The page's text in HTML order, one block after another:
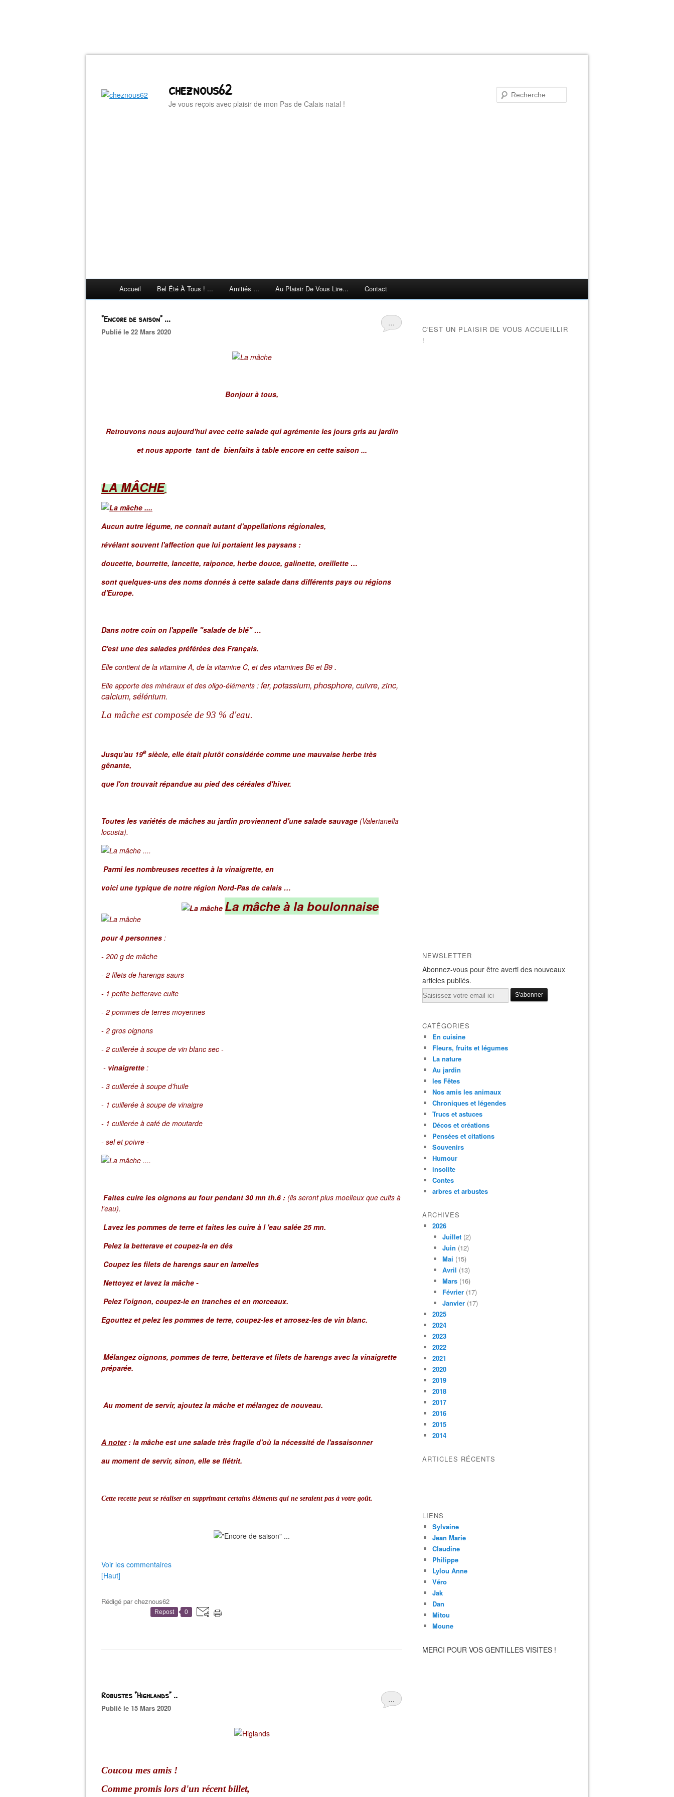
cheznous62
Je vous reçois avec plaisir de mon Pas de Calais natal !
Accueil Bel Été À Tous ! ... Amitiés ... Au Plaisir De Vous Lire... Contact
…
"Encore de saison" ...
Publié le 22 Mars 2020
Bonjour à tous,
Retrouvons nous aujourd'hui avec cette salade qui agrémente les jours gris au jardin
et nous apporte tant de bienfaits à table encore en cette saison ...
LA MÂCHE
Aucun autre légume, ne connait autant d'appellations régionales,
révélant souvent l'affection que lui portaient les paysans :
doucette, bourrette, lancette, raiponce, herbe douce, galinette, oreillette …
sont quelques-uns des noms donnés à cette salade dans différents pays ou régions
d'Europe.
Dans notre coin on l'appelle "salade de blé" …
C'est une des salades préférées des Français.
Elle contient de la vitamine A, de la vitamine C, et des vitamines B6 et B9 .
Elle apporte des minéraux et des oligo-éléments : fer, potassium, phosphore, cuivre, zinc,
calcium, sélénium.
La mâche est composée de 93 % d'eau.
Jusqu'au 19esiècle, elle était plutôt considérée comme une mauvaise herbe très
gênante,
que l'on trouvait répandue au pied des céréales d'hiver.
Toutes les variétés de mâches au jardin proviennent d'une salade sauvage (Valerianella
locusta).
Parmi les nombreuses recettes à la vinaigrette, en
voici une typique de notre région Nord-Pas de calais …
La mâche à la boulonnaise
pour 4 personnes :
- 200 g de mâche
- 2 filets de harengs saurs
- 1 petite betterave cuite
- 2 pommes de terres moyennes
- 2 gros oignons
- 2 cuillerée à soupe de vin blanc sec -
- vinaigrette :
- 3 cuillerée à soupe d'huile
- 1 cuillerée à soupe de vinaigre
- 1 cuillerée à café de moutarde
- sel et poivre -
Faites cuire les oignons au four pendant 30 mn th.6 : (ils seront plus moelleux que cuits à
l'eau).
Lavez les pommes de terre et faites les cuire à l 'eau salée 25 mn.
Pelez la betterave et coupez-la en dés
Coupez les filets de harengs saur en lamelles
Nettoyez et lavez la mâche -
Pelez l'oignon, coupez-le en tranches et en morceaux.
Egouttez et pelez les pommes de terre, coupez-les et arrosez-les de vin blanc.
Mélangez oignons, pommes de terre, betterave et filets de harengs avec la vinaigrette
préparée.
Au moment de servir, ajoutez la mâche et mélangez de nouveau.
A noter: la mâche est une salade très fragile d'où la nécessité de l'assaisonner
au moment de servir, sinon, elle se flétrit.
Cette recette peut se réaliser en supprimant certains éléments qui ne seraient pas à votre goût.
Voir les commentaires
[Haut]
Rédigé parcheznous62
Repost 0
…
Robustes "Highlands" ..
Publié le 15 Mars 2020
Coucou mes amis !
Comme promis lors d'un récent billet,
C'EST UN PLAISIR DE VOUS ACCUEILLIR
!
NEWSLETTER
Abonnez-vous pour être averti des nouveaux
articles publiés.
Email
CATÉGORIES
En cuisine
Fleurs, fruits et légumes
La nature
Au jardin
les Fêtes
Nos amis les animaux
Chroniques et légendes
Trucs et astuces
Décos et créations
Pensées et citations
Souvenirs
Humour
insolite
Contes
arbres et arbustes
ARCHIVES
2026
Juillet (2)
Juin (12)
Mai (15)
Avril (13)
Mars (16)
Février (17)
Janvier (17)
2025
2024
2023
2022
2021
2020
2019
2018
2017
2016
2015
2014
ARTICLES RÉCENTS
LIENS
Sylvaine
Jean Marie
Claudine
Philippe
Lylou Anne
Véro
Jak
Dan
Mitou
Moune
MERCI POUR VOS GENTILLES VISITES !